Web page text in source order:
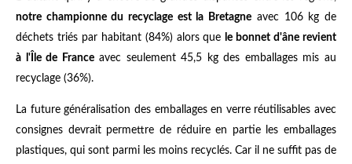
notre championne du recyclage est la Bretagne avec 106 kg de
déchets triés par habitant (84%) alors que le bonnet d'âne revient
à l'Île de Franceavec seulement 45,5 kg des emballages mis au
recyclage (36%).
La future généralisation des emballages en verre réutilisables avec
consignes devrait permettre de réduire en partie les emballages
plastiques, qui sont parmi les moins recyclés. Car il ne suffit pas de